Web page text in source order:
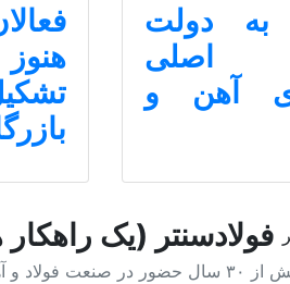
دولت
اصلی
آهن و
فولادسنتر (یک
با توجه به بیش از ۳۰ سال حضور در